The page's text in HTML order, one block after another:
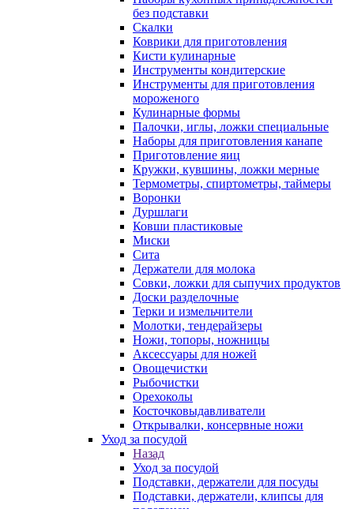
без подставки
Скалки
Коврики для приготовления
Кисти кулинарные
Инструменты кондитерские
Инструменты для приготовления
мороженого
Кулинарные формы
Палочки, иглы, ложки специальные
Наборы для приготовления канапе
Приготовление яиц
Кружки, кувшины, ложки мерные
Термометры, спиртометры, таймеры
Воронки
Дуршлаги
Ковши пластиковые
Миски
Сита
Держатели для молока
Совки, ложки для сыпучих продуктов
Доски разделочные
Терки и измельчители
Молотки, тендерайзеры
Ножи, топоры, ножницы
Аксессуары для ножей
Овощечистки
Рыбочистки
Орехоколы
Косточковыдавливатели
Открывалки, консервные ножи
Уход за посудой
Назад
Уход за посудой
Подставки, держатели для посуды
Подставки, держатели, клипсы для